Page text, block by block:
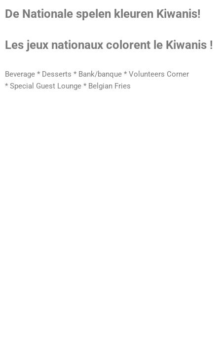
De Nationale spelen kleuren Kiwanis!
Les jeux nationaux colorent le Kiwanis !
Beverage * Desserts * Bank/banque * Volunteers Corner
* Special Guest Lounge * Belgian Fries